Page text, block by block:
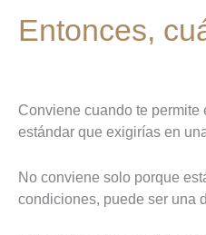
Entonces,
Conviene cuando te
estándar que exigirías en
No conviene solo porque
condiciones, puede ser una